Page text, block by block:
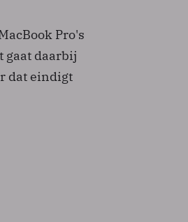
Pro's
gaat daarbij
dat eindigt